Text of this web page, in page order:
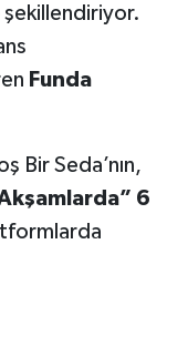
şekillendiriyor.
Funda
Bir Seda’nın,
6